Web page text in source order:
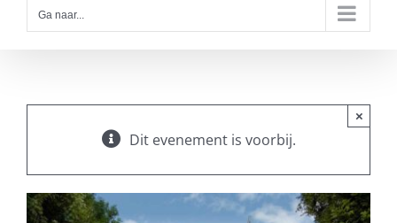
Ga naar...
Dit evenement is voorbij.
×